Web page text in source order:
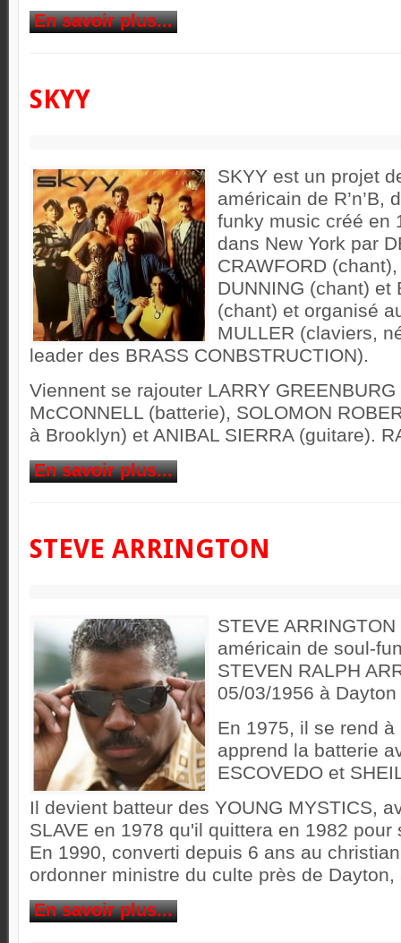
En savoir plus...
SKYY
SKYY est un projet
américain de R’n’B,
funky music créé en
dans New York par
CRAWFORD
DUNNING (chant) et
(chant) et organisé
MULLER (claviers,
leader des BRASS CONBSTRUCTION).
Viennent se rajouter LARRY
McCONNELL (batterie), SOLOMON
à Brooklyn) et ANIBAL SIERRA (guitare).
En savoir plus...
STEVE ARRINGTON
STEVE
américain de soul-
STEVEN RALPH
05/03/1956 à
En 1975, il se rend
apprend la batterie
ESCOVEDO et
Il devient batteur des YOUNG MYSTICS,
SLAVE en 1978 qu'il quittera en 1982
En 1990, converti depuis 6 ans au
ordonner ministre du culte près de Dayton,
En savoir plus...